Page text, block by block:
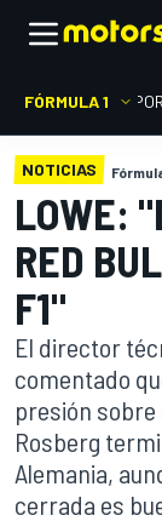
FÓRMULA 1
NOTICIAS
LOWE:
RED
F1"
El director
comentado
presión sobre
Rosberg
Alemania,
cerrada es